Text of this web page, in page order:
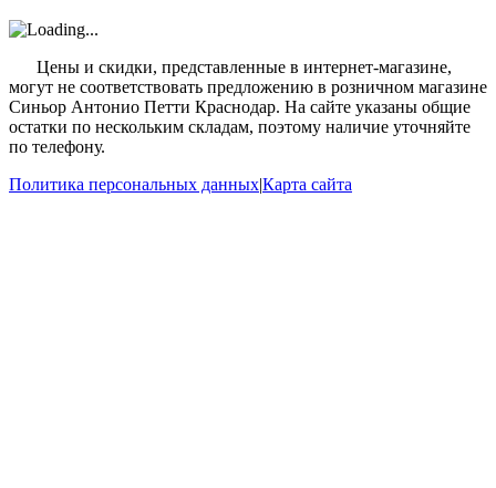
Цены и скидки, представленные в интернет-магазине,
могут не соответствовать предложению в розничном магазине
Синьор Антонио Петти Краснодар. На сайте указаны общие
остатки по нескольким складам, поэтому наличие уточняйте
по телефону.
Политика персональных данных|Карта сайта